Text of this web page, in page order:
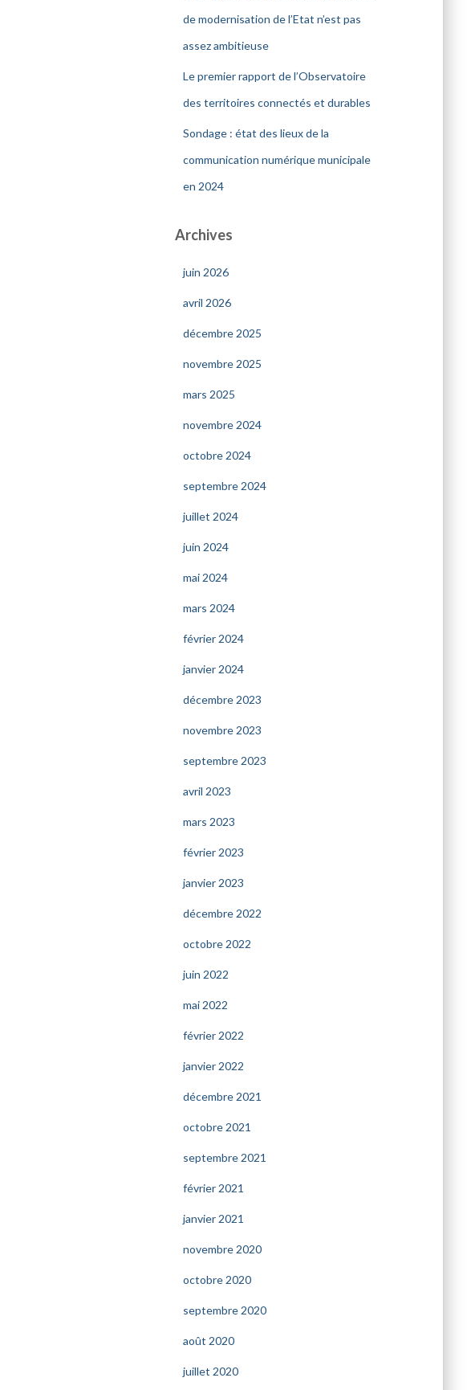
de modernisation de l’Etat n’est pas
assez ambitieuse
Le premier rapport de l’Observatoire
des territoires connectés et durables
Sondage : état des lieux de la
communication numérique municipale
en 2024
Archives
juin 2026
avril 2026
décembre 2025
novembre 2025
mars 2025
novembre 2024
octobre 2024
septembre 2024
juillet 2024
juin 2024
mai 2024
mars 2024
février 2024
janvier 2024
décembre 2023
novembre 2023
septembre 2023
avril 2023
mars 2023
février 2023
janvier 2023
décembre 2022
octobre 2022
juin 2022
mai 2022
février 2022
janvier 2022
décembre 2021
octobre 2021
septembre 2021
février 2021
janvier 2021
novembre 2020
octobre 2020
septembre 2020
août 2020
juillet 2020